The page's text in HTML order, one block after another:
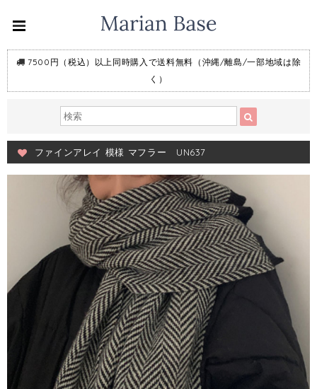
7500円（税込）以上同時購入で送料無料（沖縄/離島/一部地域は除
く）
ファインアレイ 模様 マフラー UN637